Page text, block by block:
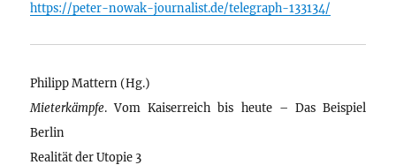
https://peter-nowak-journalist.de/telegraph-133134/
Philipp Mattern (Hg.)
Mieterkämpfe. Vom Kaiserreich bis heute – Das Beispiel
Berlin
Realität der Utopie 3